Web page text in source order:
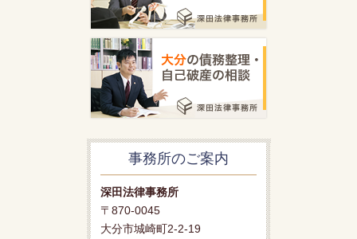
事務所のご案内
深田法律事務所
〒870-0045
大分市城崎町2-2-19